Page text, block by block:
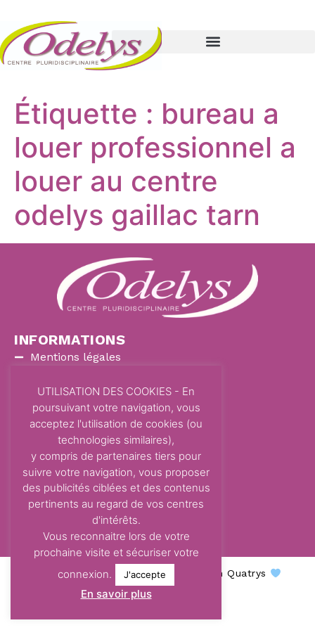
Étiquette : bureau a
louer professionnel a
louer au centre
odelys gaillac tarn
INFORMATIONS
Mentions légales
Politique de cookies
Contact
COORDONNÉES
87 Avenue Dom Vayssette
Route de Brens
81600 Gaillac
contact@centre-odelys.fr
Centre Odelys © 2026 - Une création Quatrys
UTILISATION DES COOKIES - En
poursuivant votre navigation, vous
acceptez l'utilisation de cookies (ou
technologies similaires),
y compris de partenaires tiers pour
suivre votre navigation, vous proposer
des publicités ciblées et des contenus
pertinents au regard de vos centres
d'intérêts.
Vous reconnaitre lors de votre
prochaine visite et sécuriser votre
connexion.
J'accepte
En savoir plus